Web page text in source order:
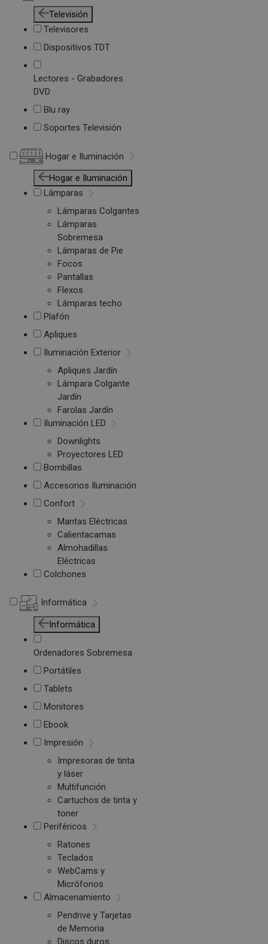
Televisión
Televisores
Dispositivos TDT
Lectores - Grabadores
DVD
Blu ray
Soportes Televisión
Hogar e Iluminación
Hogar e Iluminación
Lámparas
Lámparas Colgantes
Lámparas
Sobremesa
Lámparas de Pie
Focos
Pantallas
Flexos
Lámparas techo
Plafón
Apliques
Iluminación Exterior
Apliques Jardín
Lámpara Colgante
Jardín
Farolas Jardín
Iluminación LED
Downlights
Proyectores LED
Bombillas
Accesorios Iluminación
Confort
Mantas Eléctricas
Calientacamas
Almohadillas
Eléctricas
Colchones
Informática
Informática
Ordenadores Sobremesa
Portátiles
Tablets
Monitores
Ebook
Impresión
Impresoras de tinta
y láser
Multifunción
Cartuchos de tinta y
toner
Periféricos
Ratones
Teclados
WebCams y
Micrófonos
Almacenamiento
Pendrive y Tarjetas
de Memoria
Discos duros